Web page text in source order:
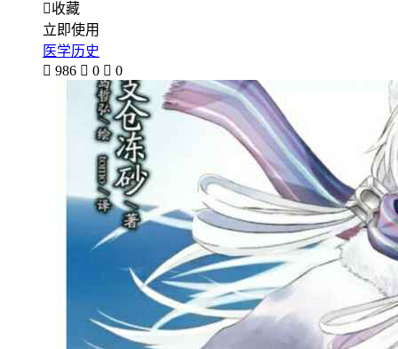
收藏
立即使用
医学历史
 986  0  0